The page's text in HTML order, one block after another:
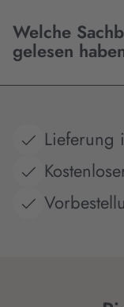
Welche
gelesen
Lieferung